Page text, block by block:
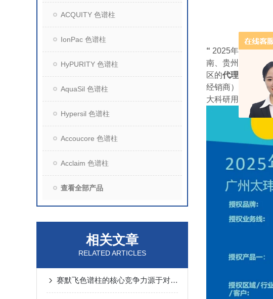
ACQUITY 色谱柱
IonPac 色谱柱
HyPURITY 色谱柱
AquaSil 色谱柱
Hypersil 色谱柱
Accoucore 色谱柱
Acclaim 色谱柱
查看全部产品
相关文章
RELATED ARTICLES
赛默飞色谱柱的核心竞争力源于对材料科学的深度挖掘与革新
“ 2025年1月1日，
南、贵州、云南省
区的代理 ，我们
经销商），为广
大科研用户提供更